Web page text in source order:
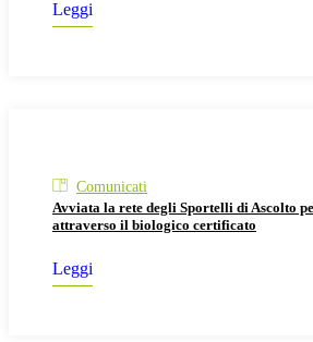
Leggi
Comunicati
Avviata la rete degli Sportelli di Ascolto
attraverso il biologico certificato
Leggi